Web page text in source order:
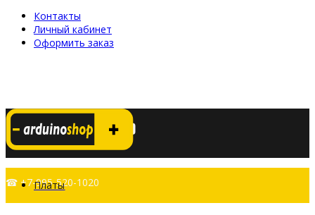
Контакты
Личный кабинет
Оформить заказ
☎ +7-995-520-1020
Платы